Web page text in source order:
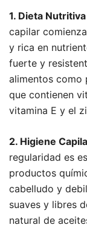
1. Dieta
capilar
y rica en
fuerte y
alimentos como
que contienen
vitamina E y el
2. Higiene
regularidad es
productos
cabelludo y
suaves y libres
natural de